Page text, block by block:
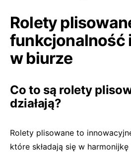
Rolety
funkcjonalność
w biurze
Co to są rolety
działają?
Rolety plisowane to
które składają się w